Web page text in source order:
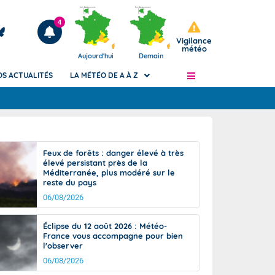
Articles
4
Aujourd'hui Demain
Vigilance
météo
de
Phénomènes dangereux de J+2 à J+7
Avertissement pluies intenses à l'échelle
des communes (Apic)
Bulletins Marine
d'avalanche
Météo des forêts
Vigicrues
ACTUALITÉS LA MÉTÉO DE A À Z
Feux de forêts : danger élevé à très
élevé persistant près de la
Méditerranée, plus modéré sur le
reste du pays
06/08/2026
Éclipse du 12 août 2026 : Météo-
France vous accompagne pour bien
l'observer
06/08/2026